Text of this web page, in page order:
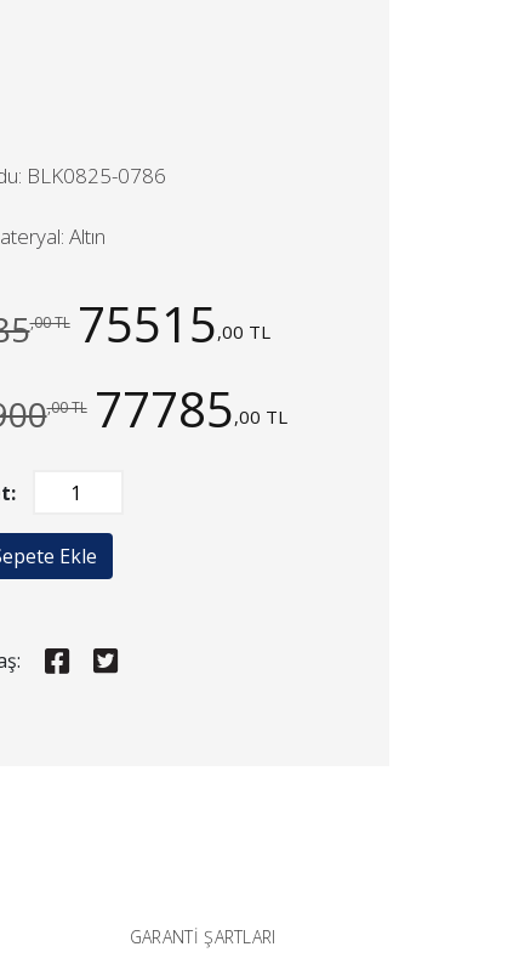
BLK0825-0786
Altın
,00 TL 75515,00 TL
,00 TL 77785,00 TL
Ekle
GARANTI ŞARTLARI